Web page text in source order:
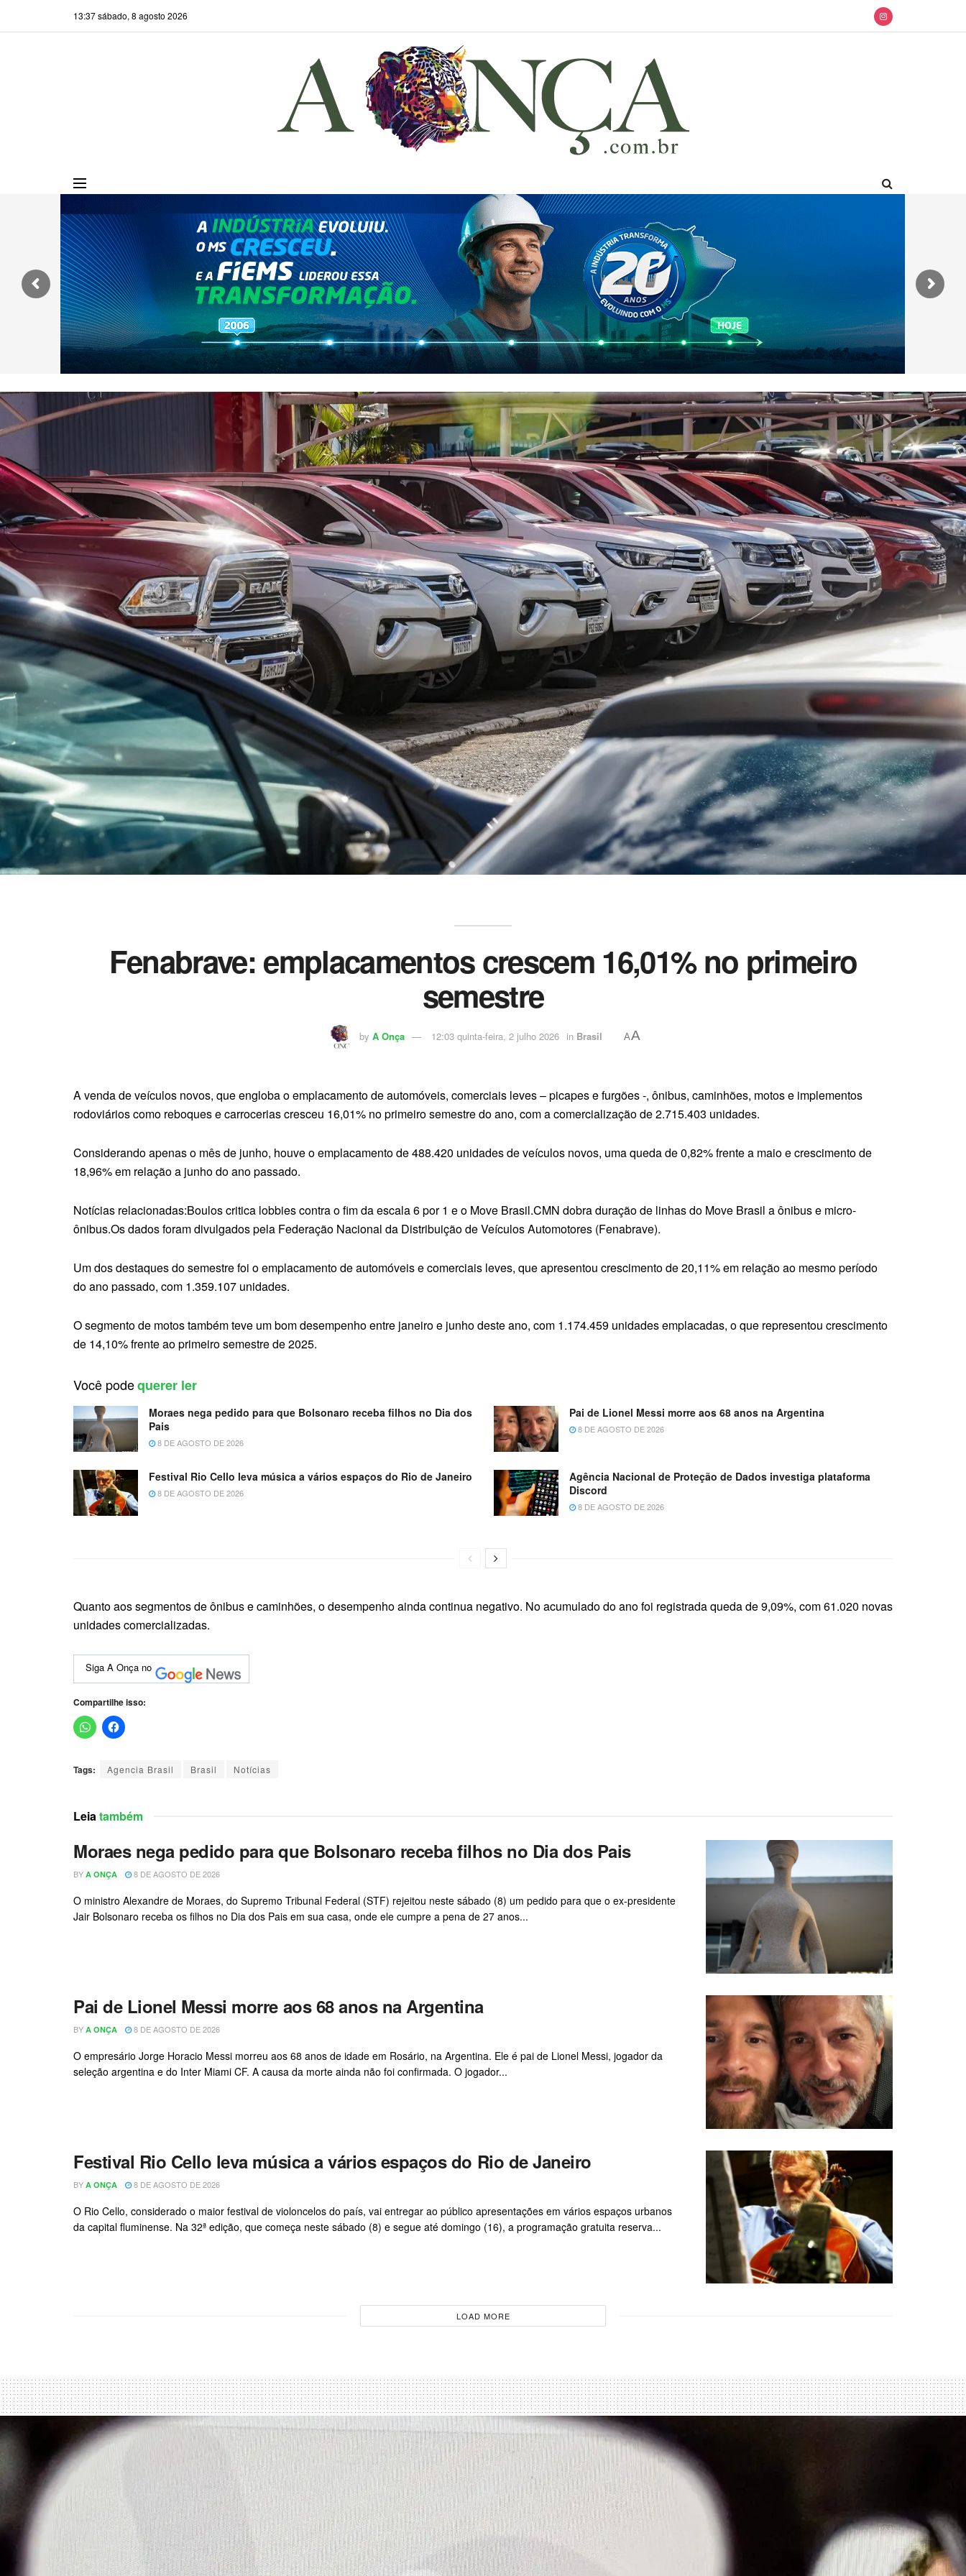
13:37 sábado, 8 agosto 2026
Fenabrave: emplacamentos crescem 16,01% no primeiro
semestre
by A Onça 12:03 quinta-feira, 2 julho 2026 in Brasil AA
A venda de veículos novos, que engloba o emplacamento de automóveis, comerciais leves – picapes e furgões -, ônibus, caminhões, motos e implementos
rodoviários como reboques e carrocerias cresceu 16,01% no primeiro semestre do ano, com a comercialização de 2.715.403 unidades.
Considerando apenas o mês de junho, houve o emplacamento de 488.420 unidades de veículos novos, uma queda de 0,82% frente a maio e crescimento de
18,96% em relação a junho do ano passado.
Notícias relacionadas:Boulos critica lobbies contra o fim da escala 6 por 1 e o Move Brasil.CMN dobra duração de linhas do Move Brasil a ônibus e micro-
ônibus.Os dados foram divulgados pela Federação Nacional da Distribuição de Veículos Automotores (Fenabrave).
Um dos destaques do semestre foi o emplacamento de automóveis e comerciais leves, que apresentou crescimento de 20,11% em relação ao mesmo período
do ano passado, com 1.359.107 unidades.
O segmento de motos também teve um bom desempenho entre janeiro e junho deste ano, com 1.174.459 unidades emplacadas, o que representou crescimento
de 14,10% frente ao primeiro semestre de 2025.
Você podequerer ler
Moraes nega pedido para que Bolsonaro receba filhos no Dia dos
Pais
8 DE AGOSTO DE 2026
Pai de Lionel Messi morre aos 68 anos na Argentina
8 DE AGOSTO DE 2026
Festival Rio Cello leva música a vários espaços do Rio de Janeiro
8 DE AGOSTO DE 2026
Agência Nacional de Proteção de Dados investiga plataforma
Discord
8 DE AGOSTO DE 2026
Quanto aos segmentos de ônibus e caminhões, o desempenho ainda continua negativo. No acumulado do ano foi registrada queda de 9,09%, com 61.020 novas
unidades comercializadas.
Siga A Onça no
Compartilhe isso:
Tags: Agencia Brasil Brasil Notícias
Leiatambém
Moraes nega pedido para que Bolsonaro receba filhos no Dia dos Pais
BY A ONÇA 8 DE AGOSTO DE 2026
O ministro Alexandre de Moraes, do Supremo Tribunal Federal (STF) rejeitou neste sábado (8) um pedido para que o ex-presidente
Jair Bolsonaro receba os filhos no Dia dos Pais em sua casa, onde ele cumpre a pena de 27 anos...
Pai de Lionel Messi morre aos 68 anos na Argentina
BY A ONÇA 8 DE AGOSTO DE 2026
O empresário Jorge Horacio Messi morreu aos 68 anos de idade em Rosário, na Argentina. Ele é pai de Lionel Messi, jogador da
seleção argentina e do Inter Miami CF. A causa da morte ainda não foi confirmada. O jogador...
Festival Rio Cello leva música a vários espaços do Rio de Janeiro
BY A ONÇA 8 DE AGOSTO DE 2026
O Rio Cello, considerado o maior festival de violoncelos do país, vai entregar ao público apresentações em vários espaços urbanos
da capital fluminense. Na 32ª edição, que começa neste sábado (8) e segue até domingo (16), a programação gratuita reserva...
LOAD MORE